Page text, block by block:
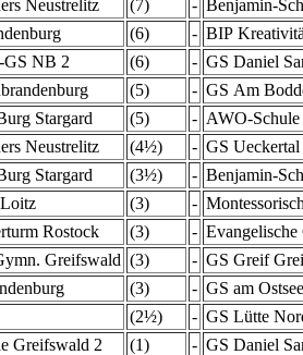
Neustrelitz (7) - Benjamin-
(6) - BIP
GS NB 2 (6) - GS Daniel
(5) - GS Am
Stargard (5) - AWO-Schule
Neustrelitz (4½) - GS Ueckertal
Stargard (3½) - Benjamin-
(3) -
Rostock (3) -
Greifswald (3) - GS Greif
(3) - GS am
(2½) - GS Lütte
Greifswald 2 (1) - GS Daniel